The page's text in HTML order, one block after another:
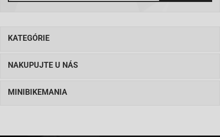
KATEGÓRIE
NAKUPUJTE U NÁS
MINIBIKEMANIA